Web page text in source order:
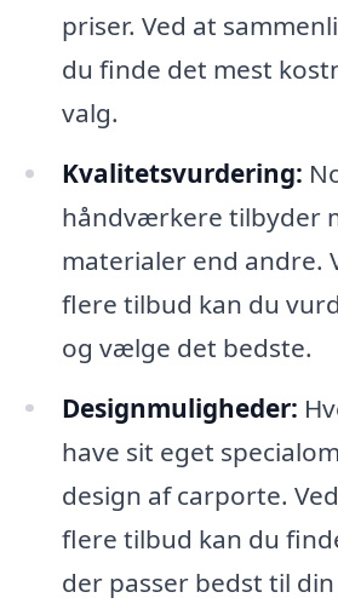
priser. Ved at
du finde det mest
valg.
Kvalitetsvurdering:
håndværkere tilbyder
materialer end andre.
flere tilbud kan du
og vælge det bedste.
Designmuligheder:
have sit eget
design af carporte.
flere tilbud kan du
der passer bedst til